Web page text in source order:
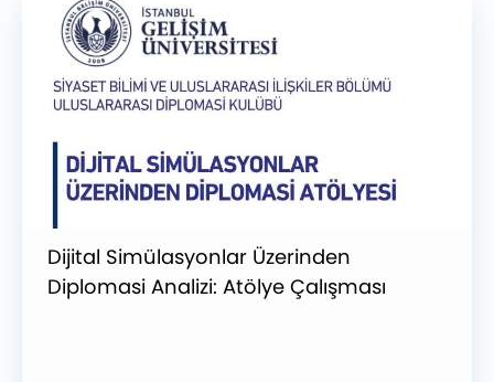
Üzerinden
Analizi: Atölye Çalışması